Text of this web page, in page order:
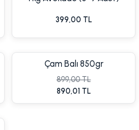
%10
399,00 TL
Çam Balı 850gr
899,00 TL
890,01 TL